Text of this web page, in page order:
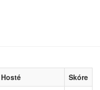
Hosté
Skóre